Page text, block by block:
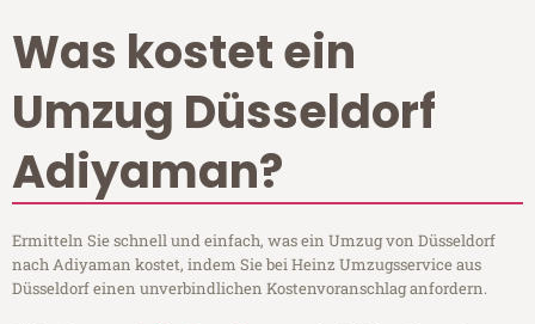
Was kostet ein
Umzug Düsseldorf
Adiyaman?
Ermitteln Sie schnell und einfach, was ein Umzug von Düsseldorf
nach Adiyaman kostet, indem Sie bei Heinz Umzugsservice aus
Düsseldorf einen unverbindlichen Kostenvoranschlag anfordern.